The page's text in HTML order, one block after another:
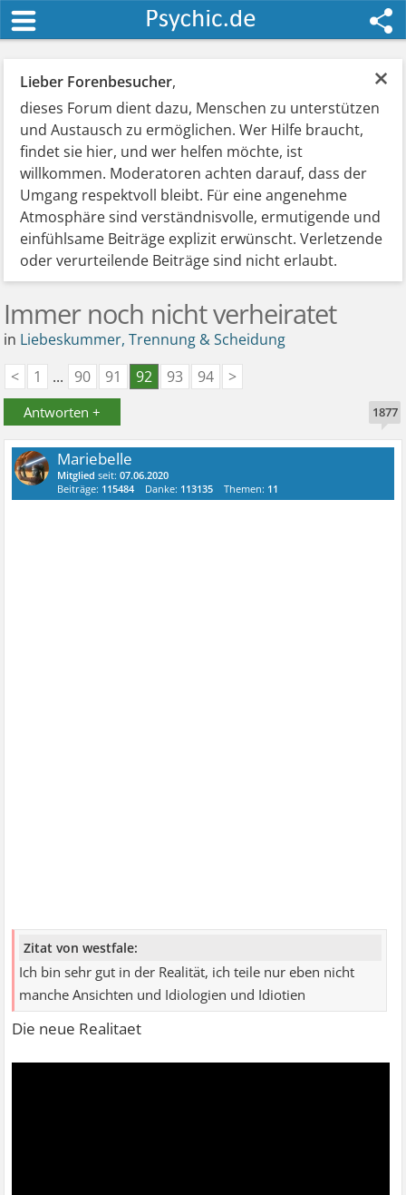
×
Lieber Forenbesucher,
dieses Forum dient dazu, Menschen zu unterstützen
und Austausch zu ermöglichen. Wer Hilfe braucht,
findet sie hier, und wer helfen möchte, ist
willkommen. Moderatoren achten darauf, dass der
Umgang respektvoll bleibt. Für eine angenehme
Atmosphäre sind verständnisvolle, ermutigende und
einfühlsame Beiträge explizit erwünscht. Verletzende
oder verurteilende Beiträge sind nicht erlaubt.
Immer noch nicht verheiratet
in Liebeskummer, Trennung & Scheidung
<
1 ... 90 91 92 93 94 >
Antworten + 1877
Mariebelle
Mitglied seit:07.06.2020
Beiträge: 115484 Danke: 113135 Themen: 11
Zitat von westfale:
Ich bin sehr gut in der Realität, ich teile nur eben nicht
manche Ansichten und Idiologien und Idiotien
Die neue Realitaet